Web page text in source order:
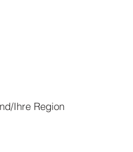
Ihre Region